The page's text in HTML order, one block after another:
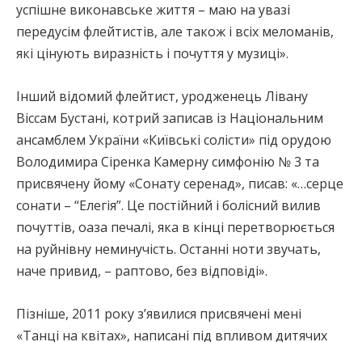
успішне виконавське життя – маю на увазі
передусім флейтистів, але також і всіх меломанів,
які цінують виразність і почуття у музиці».
Інший відомий флейтист, уродженець Лівану
Віссам Бустані, котрий записав із Національним
ансамблем України «Київські солісти» під орудою
Володимира Сіренка Камерну симфонію № 3 та
присвячену йому «Сонату серенад», писав: «…серце
сонати – “Елегія”. Це постійний і болісний вилив
почуттів, оаза печалі, яка в кінці перетворюється
на руйнівну неминучість. Останні ноти звучать,
наче привид, – раптово, без відповіді».
Пізніше, 2011 року з’явилися присвячені мені
«Танці на квітах», написані під впливом дитячих